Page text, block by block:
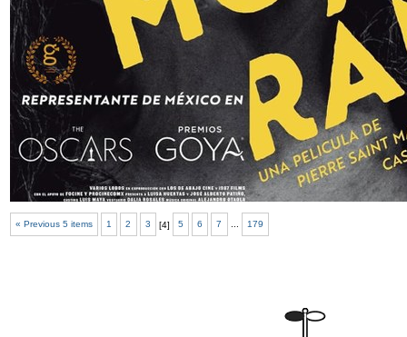
« Previous 5 items 1 2 3 [4] 5 6 7 ... 179